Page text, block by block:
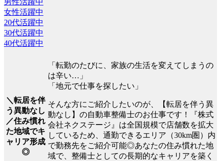
男性活躍中
女性活躍中
20代活躍中
30代活躍中
40代活躍中
＼転居を伴
う異動なし
／住み慣れ
た地域でキ
ャリア形成
◎
「転勤のたびに、家族の生活を変えてしまうの
は辛い…」
「地元で仕事を探したい」
そんな方にご紹介したいのが、【転居を伴う異
動なし】の自動車整備士のお仕事です！『株式
会社ネクステージ』は全国規模で店舗数を拡大
しているため、通勤できるエリア（30km圏）内
で勤務先をご紹介可能◎あなたの住み慣れた地
域で、整備士としての長期的なキャリアを築く